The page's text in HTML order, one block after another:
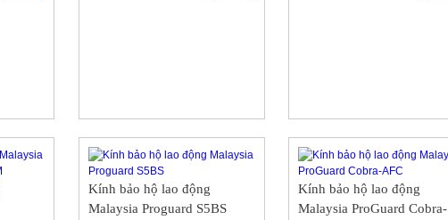
Kính bảo hộ lao động
Malaysia Proguard S5BS
Kính bảo hộ lao động
Malaysia ProGuard Cobra-